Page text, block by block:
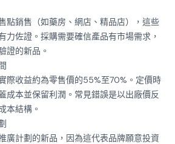
點銷售（如藥房、網店、精品店），這些
力佐證。採購需要確信產品有市場需求，
證的新品。
際收益約為零售價的55%至70%。定價時
成本並保留利潤。常見錯誤是以出廠價反
本結構。
廣計劃的新品，因為這代表品牌願意投資